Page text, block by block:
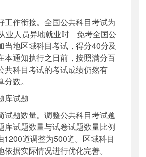
作衔接。全国公共科目考试为
业人员异地就业时，免考全国公
当地区域科目考试，得分40分及
本通知执行之日前，按照满分百
共科目考试的考试成绩仍然有
数。
试题
题数量。调整公共科目考试题
库试题数量与试卷试题数量比例
1200道调整为500道。区域科目
据实际情况进行优化完善。